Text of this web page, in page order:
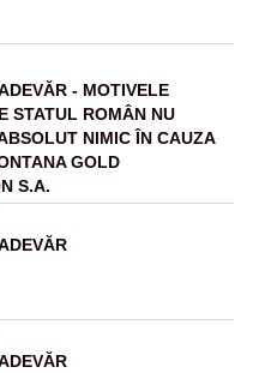
- MOTIVELE
STATUL ROMÂN NU
NIMIC ÎN CAUZA
GOLD
S.A.